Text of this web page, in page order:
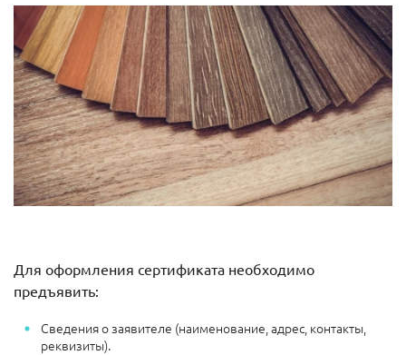
Для оформления сертификата необходимо
предъявить:
Сведения о заявителе (наименование, адрес, контакты,
реквизиты).